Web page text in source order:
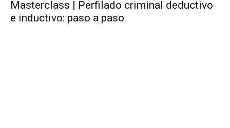
Masterclass | Perfilado criminal deductivo
e inductivo: paso a paso